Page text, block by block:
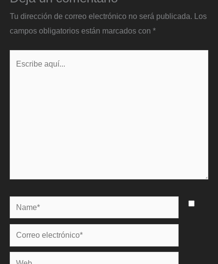
Tu dirección de correo electrónico no será publicada. Los
campos obligatorios están marcados con *
Name*
Correo
electrónico*
Web